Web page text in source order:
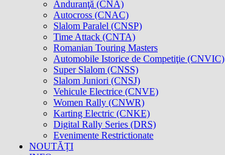
Anduranţă (CNA)
Autocross (CNAC)
Slalom Paralel (CNSP)
Time Attack (CNTA)
Romanian Touring Masters
Automobile Istorice de Competiţie (CNVIC)
Super Slalom (CNSS)
Slalom Juniori (CNSJ)
Vehicule Electrice (CNVE)
Women Rally (CNWR)
Karting Electric (CNKE)
Digital Rally Series (DRS)
Evenimente Restrictionate
NOUTĂȚI